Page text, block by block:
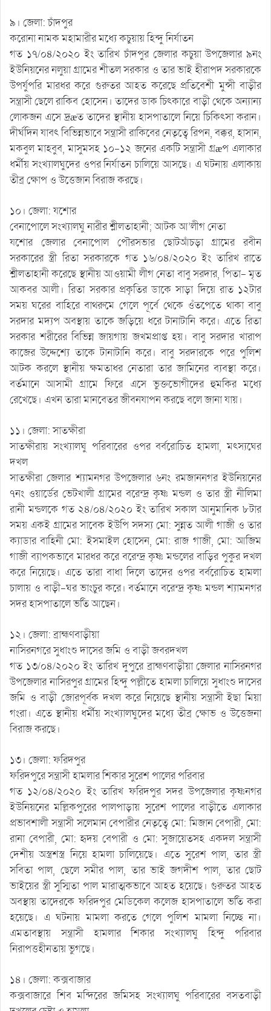
৯। জেলা: চাঁদপুর
করোনা নামক মহামারীর মধ্যে কচুয়ায় হিন্দু নির্যাতন
গত ১৭/০৪/২০২০ ইং তারিখ চাঁদপুর জেলার কচুয়া উপজেলার ৯নং
ইউনিয়নের নলুয়া গ্রামের শীতল সরকার ও তার ভাই হীরাপদ সরকারকে
উপর্যুপরি মারধর করে গুরুতর আহত করেছে প্রতিবেশী মুন্সী বাড়ীর
সন্ত্রাসী ছেলে রাকিব হোসেন। তাদের ডাক চিৎকারে বাড়ী থেকে অন্যান্য
লোকজন এসে দ্রæত তাদের স্থানীয় হাসপাতালে নিয়ে চিকিৎসা করান।
দীর্ঘদিন যাবৎ বিভিন্নভাবে সন্ত্রাসী রাকিবের নেতৃত্বে রিপন, বক্কর, হাসান,
মকবুল মাহবুব, মাসুমসহ ১০-১২ জনের একটি সন্ত্রাসী গ্রæপ এলাকার
ধর্মীয় সংখ্যালঘুদের ওপর নির্যাতন চালিয়ে আসছে। এ ঘটনায় এলাকায়
তীব্র ক্ষোপ ও উত্তেজান বিরাজ করছে।
১০। জেলা: যশোর
বেনাপোলে সংখ্যালঘু নারীর শ্লীলতাহানী; আটক আ’লীগ নেতা
যশোর জেলার বেনাপোল পৌরসভার ছোটআঁচড়া গ্রামের রবীন
সরকারের স্ত্রী রিতা সরকারকে গত ১৬/০৪/২০২০ ইং তারিখ রাতে
শ্লীলতাহানী করেছে স্থানীয় আওয়ামী লীগ নেতা বাবু সরদার, পিতা- মৃত
আকবর আলী। রিতা সরকার প্রকৃতির ডাকে সাড়া দিয়ে রাত ১২টার
সময় ঘরের বাহিরে বাথরুমে গেলে পূর্বে থেকে ওঁতপেতে থাকা বাবু
সরদার মদ্যপ অবস্থায় তাকে জড়িয়ে ধরে টানাটানি করে। এতে রিতা
সরকার শরীরের বিভিন্ন জায়গায় জখমপ্রাপ্ত হয়। বাবু সরদার খারাপ
কাজের উদ্দেশ্যে তাকে টানাটানি করে। বাবু সরদারকে পরে পুলিশ
আটক করলে স্থানীয় ক্ষমতাধর নেতারা তার জামিনের ব্যবস্থা করে।
বর্তমানে আসামী গ্রামে ফিরে এসে ভুক্তভোগীদের হুমকির মধ্যে
রেখেছে। এখন তারা মানবেতর জীবনযাপন করছে বলে জানা যায়।
১১। জেলা: সাতক্ষীরা
সাতক্ষীরায় সংখ্যালঘু পরিবারের ওপর বর্বরোচিত হামলা, মৎস্যঘের
দখল
সাতক্ষীরা জেলার শ্যামনগর উপজেলার ৬নং রমজাননগর ইউনিয়নের
৭নং ওয়ার্ডের ভেটখালী গ্রামের বরেন্দ্র কৃষ্ণ মন্ডল ও তার স্ত্রী নীলিমা
রানী মন্ডলকে গত ২৪/০৪/২০২০ ইং তারিখ সকাল আনুমানিক ৮টার
সময় একই গ্রামের সাবেক ইউপি সদস্য মো: সুন্নত আলী গাজী ও তার
ক্যাডার বাহিনী মো: ইসমাইল হোসেন, মো: রাজ গাজী, মো: আজিম
গাজী ব্যাপকভাবে মারধর করে বরেন্দ্র কৃষ্ণ মন্ডলের বাড়ির পুকুর দখল
করে নিয়েছে। এতে তারা বাধা দিলে তাদের ওপর বর্বরোচিত হামলা
চালায় ও বাড়ী-ঘর ভাংচুর করে। বর্তমানে বরেন্দ্র কৃষ্ণ মন্ডল শ্যামনগর
সদর হাসপাতালে ভর্তি আছেন।
১২। জেলা: ব্রাহ্মণবাড়ীয়া
নাসিরনগরে সুধাংশু দাসের জমি ও বাড়ী জবরদখল
গত ১৩/০৪/২০২০ ইং তারিখ দুপুরে ব্রাহ্মণবাড়ীয়া জেলার নাসিরনগর
উপজেলার নাসিরপুর গ্রামের হিন্দু পল্লীতে হামলা চালিয়ে সুধাংশু দাসের
জমি ও বাড়ী জোরপূর্বক দখল করে নিয়েছে স্থানীয় সন্ত্রাসী ইছা মিয়া
গংরা। এতে স্থানীয় ধর্মীয় সংখ্যালঘুদের মধ্যে তীব্র ক্ষোভ ও উত্তেজনা
বিরাজ করছে।
১৩। জেলা: ফরিদপুর
ফরিদপুরে সন্ত্রাসী হামলার শিকার সুরেশ পালের পরিবার
গত ১২/০৪/২০২০ ইং তারিখ ফরিদপুর সদর উপজেলার কৃষ্ণনগর
ইউনিয়নের মল্লিকপুরের পালপাড়ায় সুরেশ পালের বাড়ীতে এলাকার
প্রভাবশালী সন্ত্রাসী সলেমান বেপারীর নেতৃত্বে মো: মিজান বেপারী, মো:
রানা বেপারী, মো: হৃদয় বেপারী ও মো: সুজায়েতসহ একদল সন্ত্রাসী
দেশীয় অস্ত্রশস্ত্র নিয়ে হামলা চালিয়েছে। এতে সুরেশ পাল, তার স্ত্রী
সবিতা পাল, ছেলে সমীর পাল, তার ভাই জগদীশ পাল, তার ছোট
ভাইয়ের স্ত্রী সুস্মিতা পাল মারাত্মকভাবে আহত হয়েছে। গুরুতর আহত
অবস্থায় তাদেরকে ফরিদপুর মেডিকেল কলেজ হাসপাতালে ভর্তি করা
হয়েছে। এ ঘটনায় মামলা করতে গেলে পুলিশ মামলা নিচ্ছে না।
এমতাবস্থায় সন্ত্রাসী হামলার শিকার সংখ্যালঘু হিন্দু পরিবার
নিরাপত্তহীনতায় ভুগছে।
১৪। জেলা: কক্সবাজার
কক্সবাজারে শিব মন্দিরের জমিসহ সংখ্যালঘু পরিবারের বসতবাড়ী